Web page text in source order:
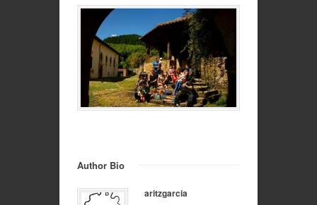
Author Bio
aritzgarcia